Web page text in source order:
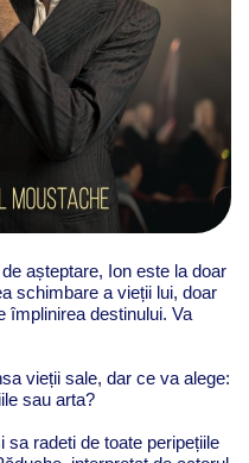
așteptare, Ion este la doar
schimbare a vieții lui, doar
împlinirea destinului. Va
vieții sale, dar ce va alege:
sau arta?
radeti de toate peripețiile